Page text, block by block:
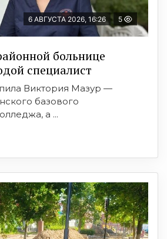
6 АВГУСТА 2026, 16:26 5
больнице
специалист
Виктория Мазур —
базового
а ...